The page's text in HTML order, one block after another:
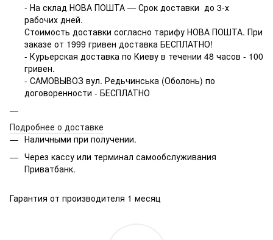
- На склад НОВА ПОШТА — Срок доставки до 3-х
рабочих дней.
Стоимость доставки согласно тарифу НОВА ПОШТА. При
заказе от 1999 гривен доставка БЕСПЛАТНО!
- Курьерская доставка по Киеву в течении 48 часов - 100
гривен.
- САМОВЫВОЗ вул. Редьчинська (Оболонь) по
договоренности - БЕСПЛАТНО
Подробнее о доставке
Наличными при получении.
Через кассу или терминал самообслуживания
Приватбанк.
Гарантия от производителя 1 месяц